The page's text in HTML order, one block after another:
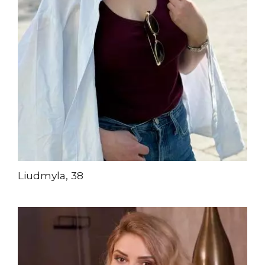
Liudmyla, 38